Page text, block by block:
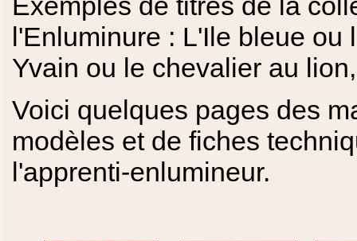
l'Enluminure : L'Ile bleue ou
Yvain ou le chevalier au
Voici quelques pages des
modèles et de fiches
l'apprenti-enlumineur.